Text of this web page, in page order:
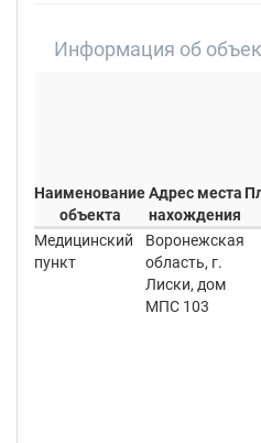
Информация об
Наименование
объекта
Адрес места
нахождения
Медицинский
пункт
Воронежская
область, г.
Лиски, дом
МПС 103